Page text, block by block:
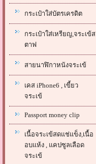
กระเป๋าใส่บัตรเครดิต
กระเป๋าใส่เหรียญ,จระเข้ส
ตาฟ
สายนาฬิกาหนังจระเข้
เคส iPhone6 , เขี้ยว
จระเข้
Passport money clip
เนื้อจระเข้สดแช่แข็ง,เนื้อ
อบแห้ง , แคปซูลเลือด
จระเข้